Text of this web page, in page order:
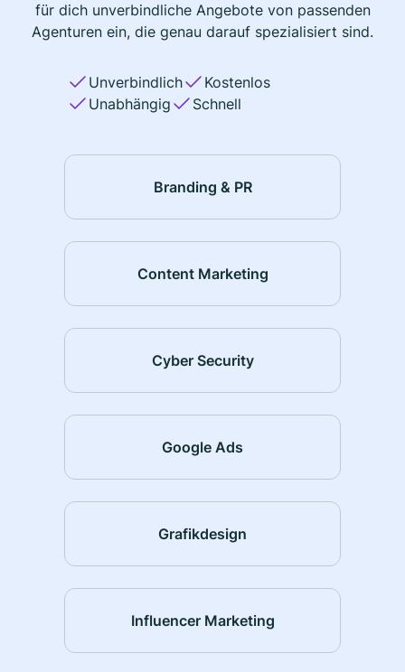
für dich unverbindliche Angebote von passenden
Agenturen ein, die genau darauf spezialisiert sind.
Unverbindlich
Kostenlos
Unabhängig
Schnell
Branding & PR
Content Marketing
Cyber Security
Google Ads
Grafikdesign
Influencer Marketing